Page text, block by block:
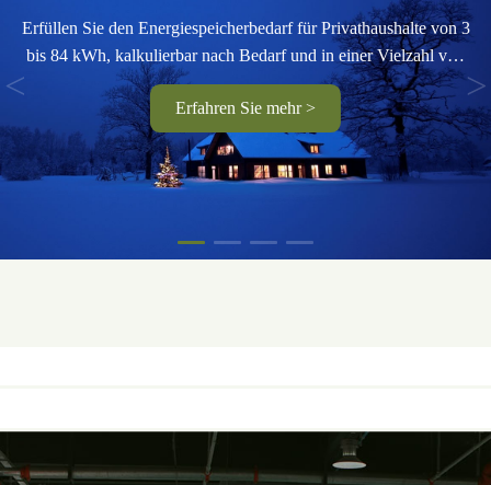
Erfüllen Sie den Energiespeicherbedarf für Privathaushalte von 3
bis 84 kWh, kalkulierbar nach Bedarf und in einer Vielzahl von
Kombinationen erhältlich.
Erfahren Sie mehr >
>
<